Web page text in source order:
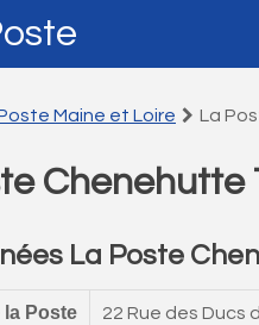
Maine et Loire La
Chenehutte
La Poste
la Poste 22 Rue des Ducs